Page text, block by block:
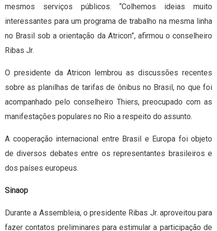
mesmos serviços públicos. “Colhemos ideias muito
interessantes para um programa de trabalho na mesma linha
no Brasil sob a orientação da Atricon”, afirmou o conselheiro
Ribas Jr.
O presidente da Atricon lembrou as discussões recentes
sobre as planilhas de tarifas de ônibus no Brasil, no que foi
acompanhado pelo conselheiro Thiers, preocupado com as
manifestações populares no Rio a respeito do assunto.
A cooperação internacional entre Brasil e Europa foi objeto
de diversos debates entre os representantes brasileiros e
dos países europeus.
Sinaop
Durante a Assembleia, o presidente Ribas Jr. aproveitou para
fazer contatos preliminares para estimular a participação de